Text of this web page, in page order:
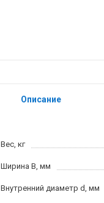
Описание
Вес, кг
Ширина B, мм
Внутренний диаметр d, мм